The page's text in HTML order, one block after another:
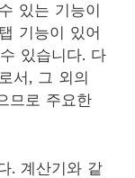
있는 기능이
기능이 있어
있습니다. 다
서, 그 외의
므로 주요한
. 계산기와 같